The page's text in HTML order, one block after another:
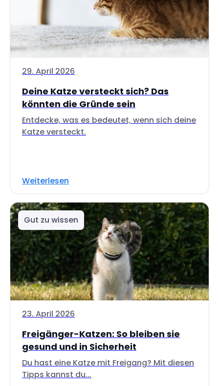
29. April 2026
Deine Katze versteckt sich? Das
könnten die Gründe sein
Entdecke, was es bedeutet, wenn sich deine
Katze versteckt.
Weiterlesen
Gut zu wissen
23. April 2026
Freigänger-Katzen: So bleiben sie
gesund und in Sicherheit
Du hast eine Katze mit Freigang? Mit diesen
Tipps kannst du...